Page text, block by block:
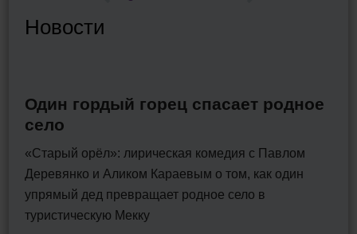
Новости
Один гордый горец спасает родное
село
«Старый орёл»: лирическая комедия с Павлом
Деревянко и Аликом Караевым о том, как один
упрямый дед превращает родное село в
туристическую Мекку